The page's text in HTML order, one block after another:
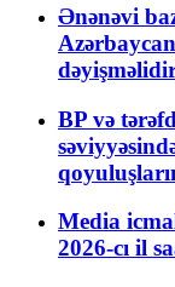
Ənənəvi
BP və
Media
2026-cı il